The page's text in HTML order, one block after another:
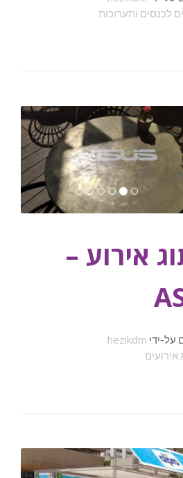
לכנסים ותערוכות
אירוע –
על-ידי hezikdm
אירועים